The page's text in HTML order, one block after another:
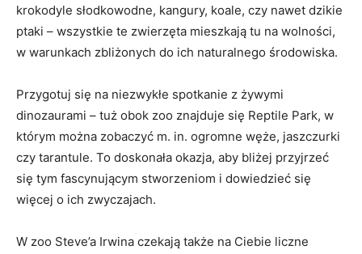
krokodyle słodkowodne, kangury, koale, czy nawet dzikie
ptaki ​– wszystkie te zwierzęta mieszkają tu na wolności,
⁢w warunkach zbliżonych do ich naturalnego środowiska.
Przygotuj się na ⁤niezwykłe spotkanie ⁢z żywymi
dinozaurami – tuż obok zoo znajduje się Reptile Park,⁣ w
którym można zobaczyć m. in. ogromne węże, jaszczurki
czy tarantule. To doskonała ​okazja, aby bliżej przyjrzeć
się tym fascynującym stworzeniom i dowiedzieć ⁤się
więcej o ich zwyczajach.
W zoo Steve’a Irwina czekają także na Ciebie liczne